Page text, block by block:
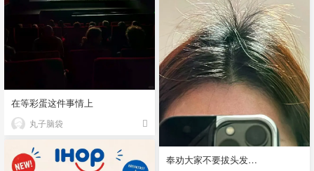
在等彩蛋这件事情上
丸子脑袋
奉劝大家不要拔头发…